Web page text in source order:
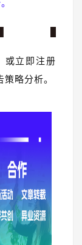
或立即注册
略分析。